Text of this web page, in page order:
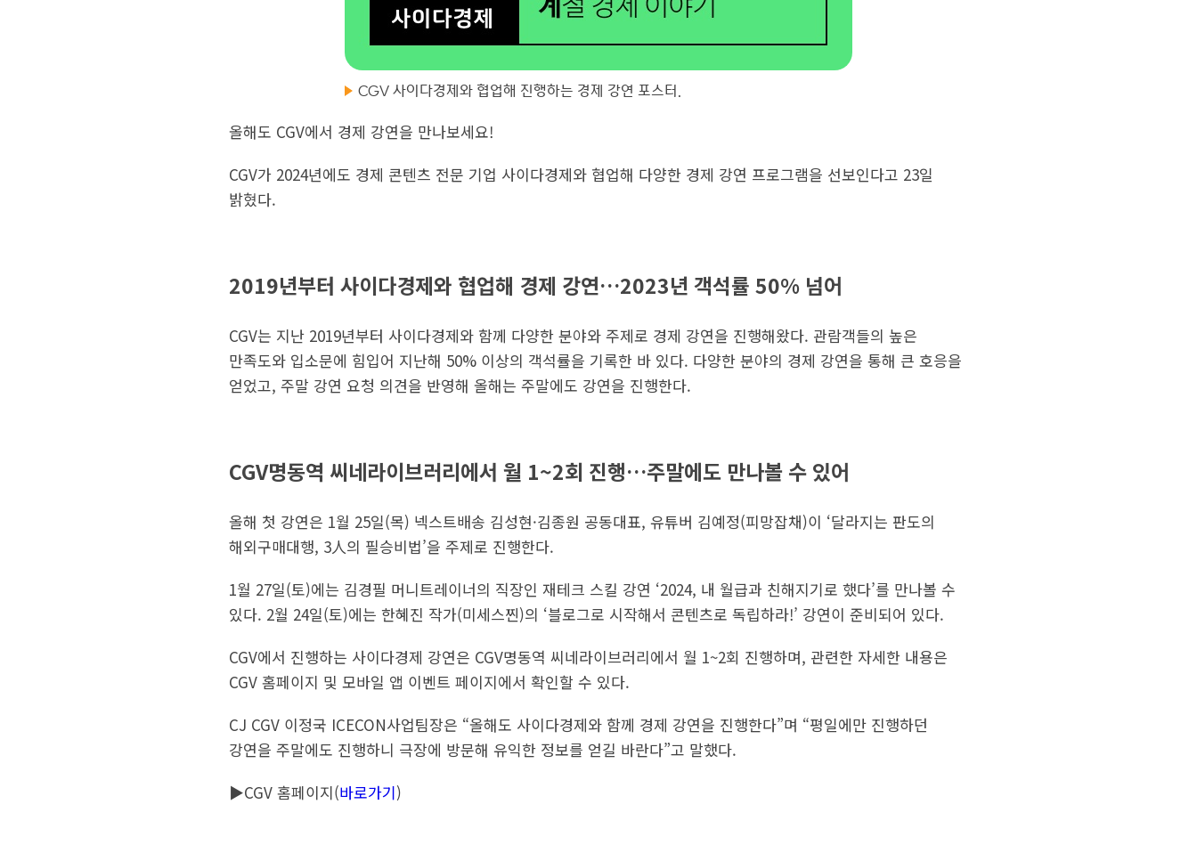
CGV 사이다경제와 협업해 진행하는 경제 강연 포스터.
올해도 CGV에서 경제 강연을 만나보세요!
CGV가 2024년에도 경제 콘텐츠 전문 기업 사이다경제와 협업해 다양한 경제 강연 프로그램을 선보인다고 23일
밝혔다.
2019년부터 사이다경제와 협업해 경제 강연…2023년 객석률 50% 넘어
CGV는 지난 2019년부터 사이다경제와 함께 다양한 분야와 주제로 경제 강연을 진행해왔다. 관람객들의 높은
만족도와 입소문에 힘입어 지난해 50% 이상의 객석률을 기록한 바 있다. 다양한 분야의 경제 강연을 통해 큰 호응을
얻었고, 주말 강연 요청 의견을 반영해 올해는 주말에도 강연을 진행한다.
CGV명동역 씨네라이브러리에서 월 1~2회 진행…주말에도 만나볼 수 있어
올해 첫 강연은 1월 25일(목) 넥스트배송 김성현·김종원 공동대표, 유튜버 김예정(피망잡채)이 ‘달라지는 판도의
해외구매대행, 3人의 필승비법’을 주제로 진행한다.
1월 27일(토)에는 김경필 머니트레이너의 직장인 재테크 스킬 강연 ‘2024, 내 월급과 친해지기로 했다’를 만나볼 수
있다. 2월 24일(토)에는 한혜진 작가(미세스찐)의 ‘블로그로 시작해서 콘텐츠로 독립하라!’ 강연이 준비되어 있다.
CGV에서 진행하는 사이다경제 강연은 CGV명동역 씨네라이브러리에서 월 1~2회 진행하며, 관련한 자세한 내용은
CGV 홈페이지 및 모바일 앱 이벤트 페이지에서 확인할 수 있다.
CJ CGV 이정국 ICECON사업팀장은 “올해도 사이다경제와 함께 경제 강연을 진행한다”며 “평일에만 진행하던
강연을 주말에도 진행하니 극장에 방문해 유익한 정보를 얻길 바란다”고 말했다.
▶CGV 홈페이지(바로가기)